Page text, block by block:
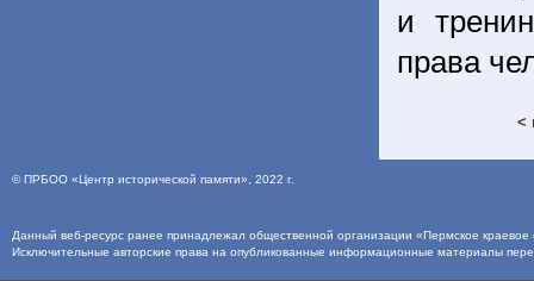
и
права
<
©ПРБОО «Центр исторической памяти» , 2022 г.
Данный веб-ресурс ранее принадлежал общественной организации «Пермское
Исключительные авторские права на опубликованные информационные материалы